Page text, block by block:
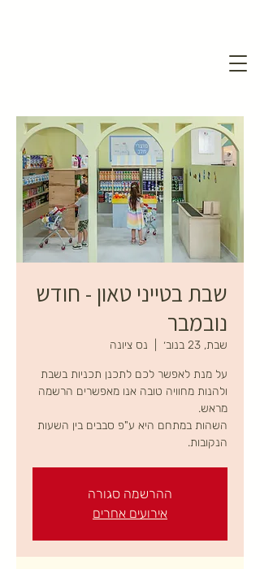
שבת בטייני טאון - חודש
נובמבר
שבת, 23 בנוב׳ נס ציונה
על מנת לאפשר לכם לתכנן תכניות בשבת
ולהנות מחוויה טובה אנו מאפשרים הרשמה
השהות במתחם היא ע"פ סבבים בין השעות
הנקובות.
ההרשמה סגורה
אירועים אחרים